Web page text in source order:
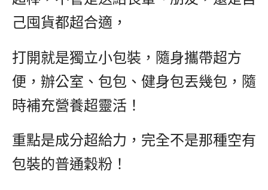
己囤貨都超合適，
打開就是獨立小包裝，隨身攜帶超方
便，辦公室、包包、健身包丟幾包，隨
時補充營養超靈活！
重點是成分超給力，完全不是那種空有
包裝的普通穀粉！